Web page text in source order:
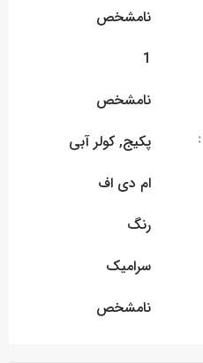
نامشخص
1
نامشخص
پکیج, کولر آبی
ام دی اف
رنگ
سرامیک
نامشخص